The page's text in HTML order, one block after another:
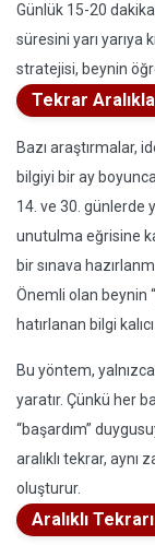
Günlük 15-20
süresini yarı yarıya
stratejisi, beynin
Tekrar
Bazı araştırmalar,
bilgiyi bir ay
14. ve 30. günlerde
unutulma eğrisine
bir sınava
Önemli olan beynin
hatırlanan bilgi
Bu yöntem,
yaratır. Çünkü her
“başardım”
aralıklı tekrar, aynı
oluşturur.
Aralıklı